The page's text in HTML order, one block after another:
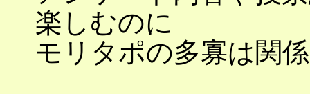
楽しむのに
モリタポの多寡は関